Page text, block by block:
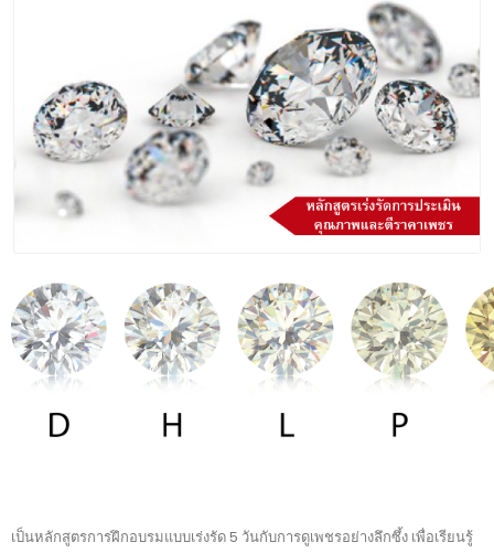
เป็นหลักสูตรการฝึกอบรมแบบเร่งรัด 5 วันกับการดูเพชรอย่างลึกซึ้ง เพื่อเรียนรู้